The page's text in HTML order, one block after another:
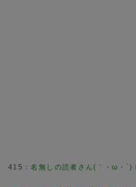
415 ：名無しの読者さん(｀・ω・´)